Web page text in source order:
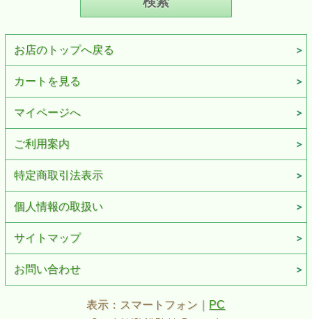
お店のトップへ戻る
カートを見る
マイページへ
ご利用案内
特定商取引法表示
個人情報の取扱い
サイトマップ
お問い合わせ
表示：スマートフォン｜ PC